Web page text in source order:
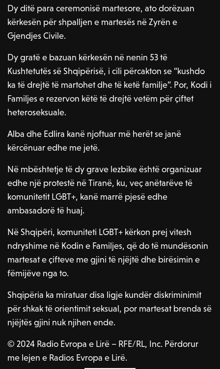
Dy ditë para ceremonisë martesore, ato dorëzuan
kërkesën për shpalljen e martesës në Zyrën e
Gjendjes Civile.
Dy gratë e bazuan kërkesën në nenin 53 të
Kushtetutës së Shqipërisë, i cili përcakton se “kushdo
ka të drejtë të martohet dhe të ketë familje”. Por, Kodi i
Familjes e rezervon këtë të drejtë vetëm për çiftet
heteroseksuale.
Alba dhe Edlira kanë njoftuar më herët se janë
kërcënuar edhe me jetë.
Në mbështetje të dy grave lezbike është organizuar
edhe një protestë në Tiranë, ku, veç anëtarëve të
komunitetit LGBT+, kanë marrë pjesë edhe
ambasadorë të huaj.
Në Shqipëri, komuniteti LGBT+ kërkon prej vitesh
ndryshime në Kodin e Familjes, që do të mundësonin
martesat e çifteve me gjini të njëjtë dhe birësimin e
fëmijëve nga to.
Shqipëria ka miratuar disa ligje kundër diskriminimit
për shkak të orientimit seksual, por martesat brenda së
njëjtës gjini nuk njihen ende.
© 2024 Radio Evropa e Lirë – RFE/RL, Inc. Përdorur
me lejen e Radios Evropa e Lirë.